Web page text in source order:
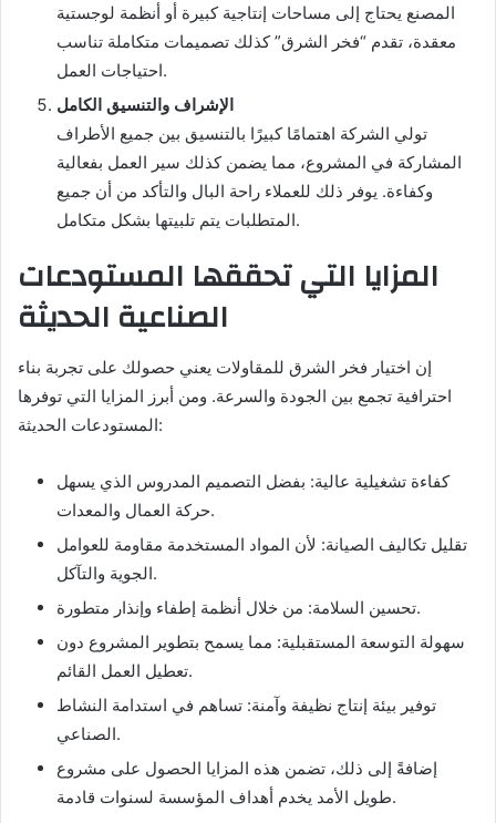
المصنع يحتاج إلى مساحات إنتاجية كبيرة أو أنظمة لوجستية
معقدة، تقدم “فخر الشرق” كذلك تصميمات متكاملة تناسب
احتياجات العمل.
الإشراف والتنسيق الكامل
تولي الشركة اهتمامًا كبيرًا بالتنسيق بين جميع الأطراف
المشاركة في المشروع، مما يضمن كذلك سير العمل بفعالية
وكفاءة. يوفر ذلك للعملاء راحة البال والتأكد من أن جميع
المتطلبات يتم تلبيتها بشكل متكامل.
المزايا التي تحققها المستودعات
الصناعية الحديثة
إن اختيار فخر الشرق للمقاولات يعني حصولك على تجربة بناء
احترافية تجمع بين الجودة والسرعة. ومن أبرز المزايا التي توفرها
المستودعات الحديثة:
كفاءة تشغيلية عالية: بفضل التصميم المدروس الذي يسهل
حركة العمال والمعدات.
تقليل تكاليف الصيانة: لأن المواد المستخدمة مقاومة للعوامل
الجوية والتآكل.
تحسين السلامة: من خلال أنظمة إطفاء وإنذار متطورة.
سهولة التوسعة المستقبلية: مما يسمح بتطوير المشروع دون
تعطيل العمل القائم.
توفير بيئة إنتاج نظيفة وآمنة: تساهم في استدامة النشاط
الصناعي.
إضافةً إلى ذلك، تضمن هذه المزايا الحصول على مشروع
طويل الأمد يخدم أهداف المؤسسة لسنوات قادمة.